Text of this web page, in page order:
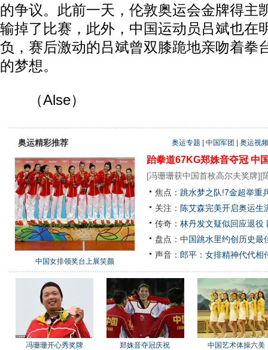
的争议。此前一天，伦敦奥运会金牌得主
输掉了比赛，此外，中国运动员吕斌也在
负，赛后激动的吕斌曾双膝跪地亲吻着拳
的梦想。
（Alse）
奥运精彩推荐 奥运专题 中国军团 奥运视频
中国女排领奖台上展笑颜
跆拳道67KG郑姝音夺冠 中
[冯珊珊获中国首枚高尔夫奖牌][
焦点： 跳水梦之队!7金超举重
关注： 陈艾森完美开启奥运
传奇： 林丹发文疑似回应退役
盘点： 中国跳水里约创历史最
声音： 郎平：女排精神代代相
冯珊珊开心秀奖牌 郑姝音夺冠庆祝 中国艺术体操六美